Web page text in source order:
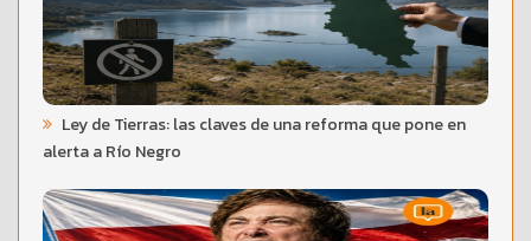
Ley de Tierras: las claves de una reforma que pone en
alerta a Río Negro